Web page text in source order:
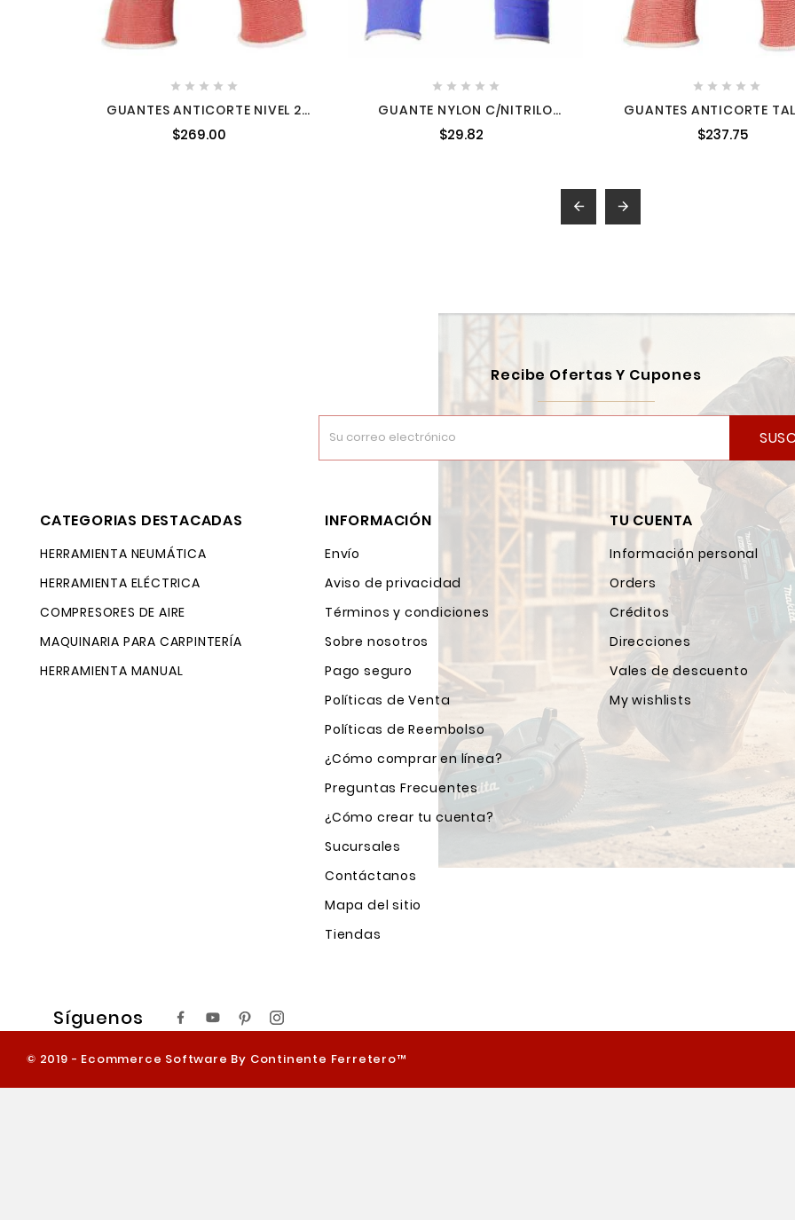
    
GUANTES ANTICORTE NIVEL 2
DESTREZA TALLA M
$269.00
    
GUANTE NYLON C/NITRILO
ESPUMADO 13G NEGRO 8
(PRECIO X PAR - EMPAQ WEST-
$29.82
    
GUANTES ANTICORTE
$237.75
 
Recibe Ofertas Y Cupones
CATEGORIAS DESTACADAS
HERRAMIENTA NEUMÁTICA
HERRAMIENTA ELÉCTRICA
COMPRESORES DE AIRE
MAQUINARIA PARA CARPINTERÍA
HERRAMIENTA MANUAL
INFORMACIÓN
Envío
Aviso de privacidad
Términos y condiciones
Sobre nosotros
Pago seguro
Políticas de Venta
Políticas de Reembolso
¿Cómo comprar en línea?
Preguntas Frecuentes
¿Cómo crear tu cuenta?
Sucursales
Contáctanos
Mapa del sitio
Tiendas
TU CUENTA
Información personal
Orders
Créditos
Direcciones
Vales de descuento
My wishlists
Síguenos
© 2019 - Ecommerce Software By Continente Ferretero™